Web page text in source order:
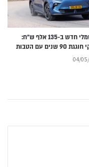
רכב חשמלי חדש ב-135 אלף ש״ח:
שנים עם הטבות
04/